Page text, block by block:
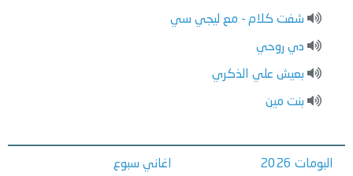
شفت كلام - مع ليجي سي
دي روحي
بعيش علي الذكري
بنت مين
البومات 2026 اغاني سبوع